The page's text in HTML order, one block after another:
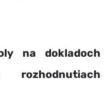
na dokladoch